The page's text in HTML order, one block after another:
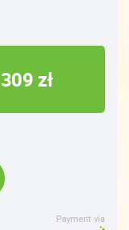
309 zł
Payment via